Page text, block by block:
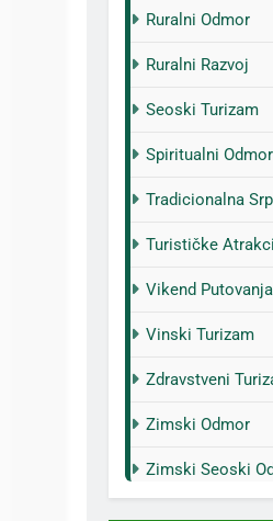
Ruralni Odmor
Ruralni Razvoj
Seoski Turizam
Spiritualni Odmor
Tradicionalna
Turističke
Vikend Putovanja
Vinski Turizam
Zdravstveni
Zimski Odmor
Zimski Seoski